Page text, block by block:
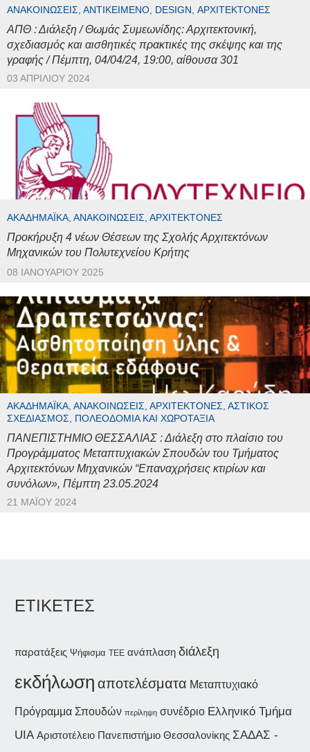
ΑΝΑΚΟΙΝΏΣΕΙΣ, ΑΝΤΙΚΕΊΜΕΝΟ, DESIGN, ΑΡΧΙΤΈΚΤΟΝΕΣ
ΑΠΘ : Διάλεξη / Θωμάς Συμεωνίδης: Αρχιτεκτονική,
σχεδιασμός και αισθητικές πρακτικές της σκέψης και της
γραφής / Πέμπτη, 04/04/24, 19:00, αίθουσα 301
03 ΑΠΡΙΛΊΟΥ 2024
ΑΚΑΔΗΜΑΪΚΆ, ΑΝΑΚΟΙΝΏΣΕΙΣ, ΑΡΧΙΤΈΚΤΟΝΕΣ
Προκήρυξη 4 νέων Θέσεων της Σχολής Αρχιτεκτόνων
Μηχανικών του Πολυτεχνείου Κρήτης
08 ΙΑΝΟΥΑΡΊΟΥ 2025
ΑΚΑΔΗΜΑΪΚΆ, ΑΝΑΚΟΙΝΏΣΕΙΣ, ΑΡΧΙΤΈΚΤΟΝΕΣ, ΑΣΤΙΚΌΣ
ΣΧΕΔΙΑΣΜΌΣ, ΠΟΛΕΟΔΟΜΊΑ ΚΑΙ ΧΩΡΟΤΑΞΊΑ
ΠΑΝΕΠΙΣΤΗΜΙΟ ΘΕΣΣΑΛΙΑΣ : Διάλεξη στο πλαίσιο του
Προγράμματος Μεταπτυχιακών Σπουδών του Τμήματος
Αρχιτεκτόνων Μηχανικών “Επαναχρήσεις κτιρίων και
συνόλων», Πέμπτη 23.05.2024
21 ΜΑΪ́ΟΥ 2024
ΕΤΙΚΕΤΕΣ
παρατάξεις Ψήφισμα ΤΕΕ ανάπλαση διάλεξη
εκδήλωση αποτελέσματα Μεταπτυχιακό
Πρόγραμμα Σπουδών περίληψη συνέδριο Ελληνικό Τμήμα
UIA Αριστοτέλειο Πανεπιστήμιο Θεσσαλονίκης ΣΑΔΑΣ -